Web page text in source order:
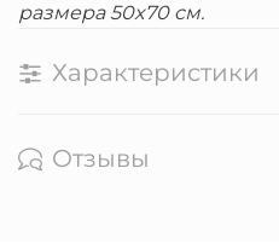
размера 50x70 см.
Характеристики
Отзывы